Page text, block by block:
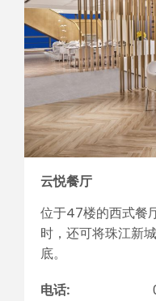
云悦餐厅
位于47楼的西式餐
时，还可将珠江新
底。
电话: